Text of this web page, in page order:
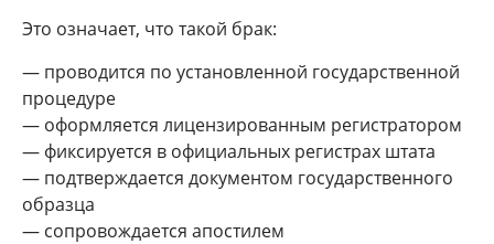
Это означает, что такой брак:
— проводится по установленной государственной
процедуре
— оформляется лицензированным регистратором
— фиксируется в официальных регистрах штата
— подтверждается документом государственного
образца
— сопровождается апостилем